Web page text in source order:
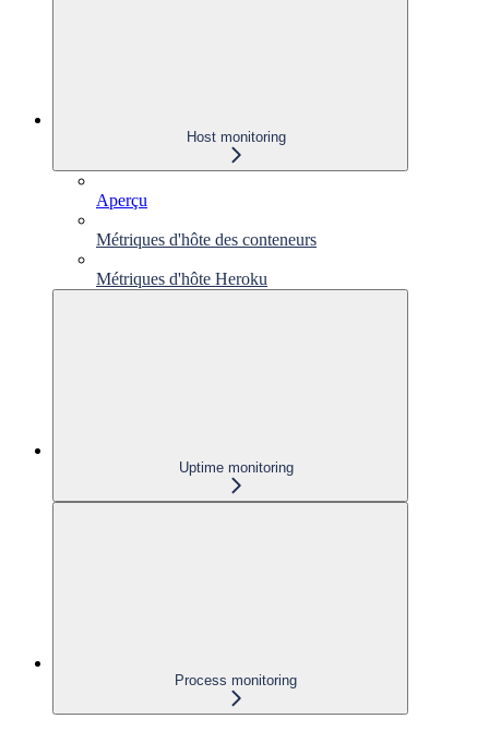
Host monitoring
Aperçu
Métriques d'hôte des conteneurs
Métriques d'hôte Heroku
Uptime monitoring
Process monitoring